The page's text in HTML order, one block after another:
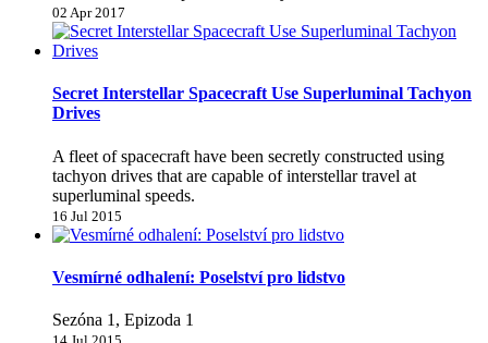
02 Apr 2017
Secret Interstellar Spacecraft Use Superluminal Tachyon
Drives
A fleet of spacecraft have been secretly constructed using
tachyon drives that are capable of interstellar travel at
superluminal speeds.
16 Jul 2015
Vesmírné odhalení: Poselství pro lidstvo
Sezóna 1, Epizoda 1